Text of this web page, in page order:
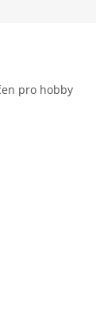
pro hobby